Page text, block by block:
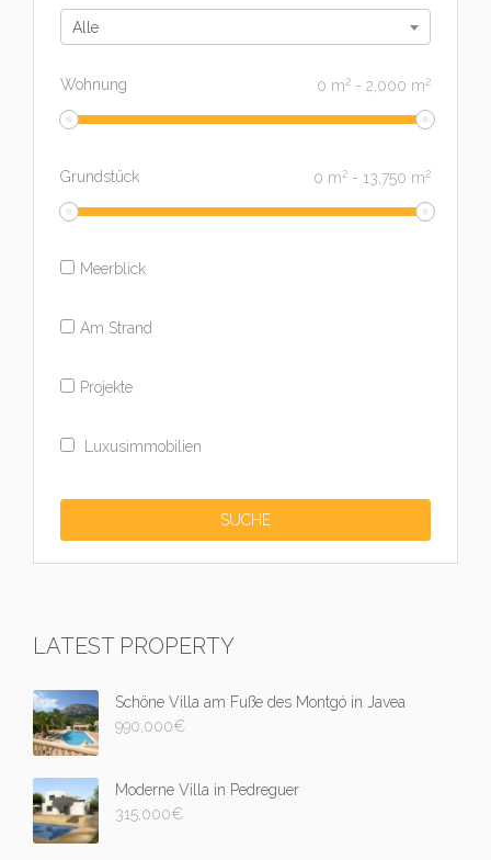
Alle
Wohnung 0 m2 - 2,000 m2
Grundstück 0 m2 - 13,750 m2
Meerblick
Am Strand
Projekte
Luxusimmobilien
LATEST PROPERTY
Schöne Villa am Fuße des Montgó in Javea
990,000€
Moderne Villa in Pedreguer
315,000€